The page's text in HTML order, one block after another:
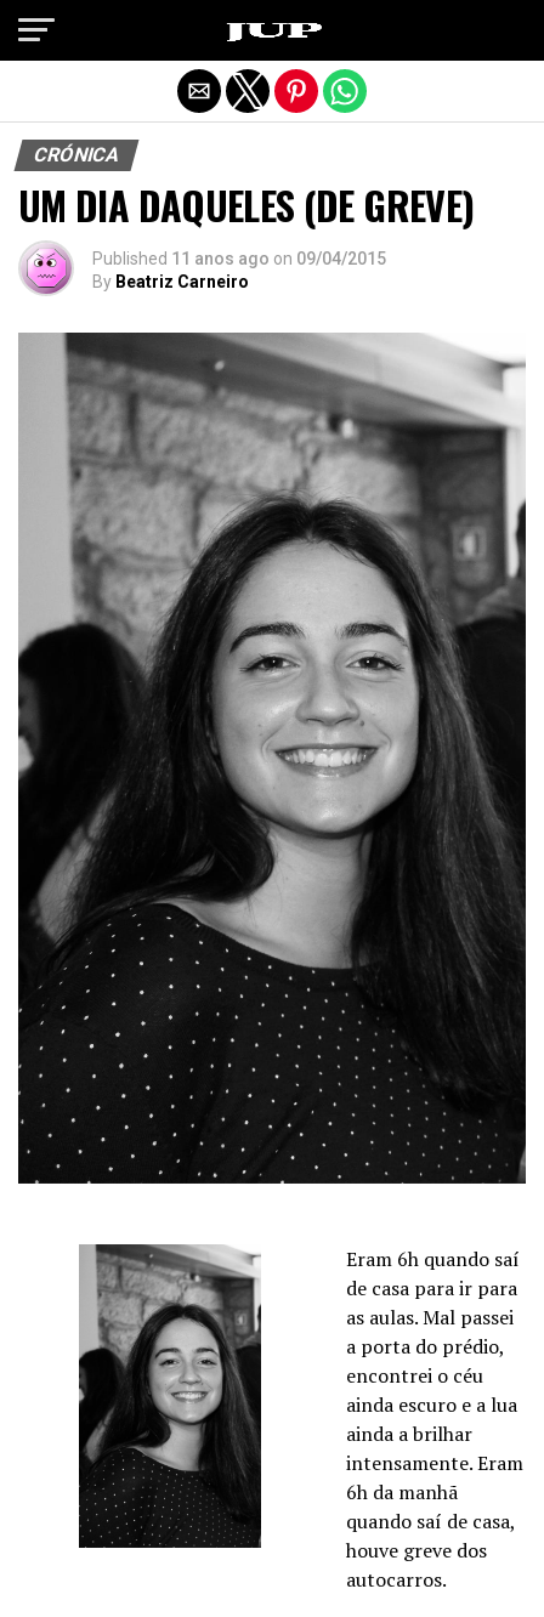
CRÓNICA
UM DIA DAQUELES (DE GREVE)
Published 11 anos ago on 09/04/2015
By Beatriz Carneiro
Eram 6h quando saí
de casa para ir para
as aulas. Mal passei
a porta do prédio,
encontrei o céu
ainda escuro e a lua
ainda a brilhar
intensamente. Eram
6h da manhã
quando saí de casa,
houve greve dos
autocarros.
Exit mobile version